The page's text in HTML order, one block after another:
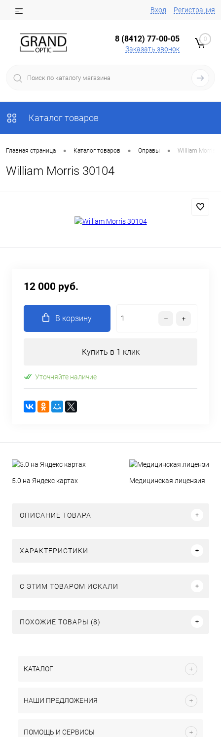
Вход Регистрация
8 (8412) 77-00-05
Заказать звонок
0
Каталог товаров
Главная страница • Каталог товаров • Оправы • William Morris
William Morris 30104
12 000 руб.
В корзину
Купить в 1 клик
Уточняйте наличие
5.0 на Яндекс картах Медицинская лицензия
ОПИСАНИЕ ТОВАРА
ХАРАКТЕРИСТИКИ
C ЭТИМ ТОВАРОМ ИСКАЛИ
ПОХОЖИЕ ТОВАРЫ (8)
КАТАЛОГ
НАШИ ПРЕДЛОЖЕНИЯ
ПОМОЩЬ И СЕРВИСЫ